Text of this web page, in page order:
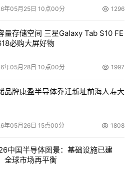
。Virtualization Station 3.5 支持
机的服务可动态移转至另一
AD DS。将 QuTS hero NAS 加
理者便无需在本地端部署、管理域
多台 NAS 的使用者与访问权限，
心。以全新的使用接口提供图像
年05月25日 10点00分 1296
量存储空间 三星Galaxy Tab S10 FE
必购大屏好物
年05月28日 10点00分 1997
品牌康盈半导体乔迁新址前海人寿大
年05月26日 15点00分 1808
中国半导体图景：基础设施已建
全球市场再平衡